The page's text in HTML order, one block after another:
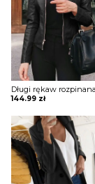
144.99 zł